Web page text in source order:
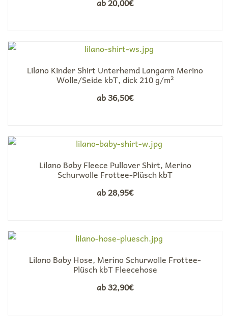
Lilano Kinder Shirt Unterhemd Langarm Merino
Wolle/Seide kbT, dick 210 g/m²
ab36,50€
Lilano Baby Fleece Pullover Shirt, Merino
Schurwolle Frottee-Plüsch kbT
ab28,95€
Lilano Baby Hose, Merino Schurwolle Frottee-
Plüsch kbT Fleecehose
ab32,90€